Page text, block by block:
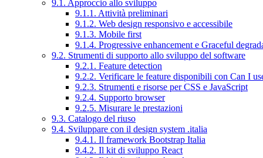
9.1. Approccio allo sviluppo
9.1.1. Attività preliminari
9.1.2. Web design responsivo e accessibile
9.1.3. Mobile first
9.1.4. Progressive enhancement e Graceful
9.2. Strumenti di supporto allo sviluppo del software
9.2.1. Feature detection
9.2.2. Verificare le feature disponibili con Can I
9.2.3. Strumenti e risorse per CSS e JavaScript
9.2.4. Supporto browser
9.2.5. Misurare le prestazioni
9.3. Catalogo del riuso
9.4. Sviluppare con il design system .italia
9.4.1. Il framework Bootstrap Italia
9.4.2. Il kit di sviluppo React